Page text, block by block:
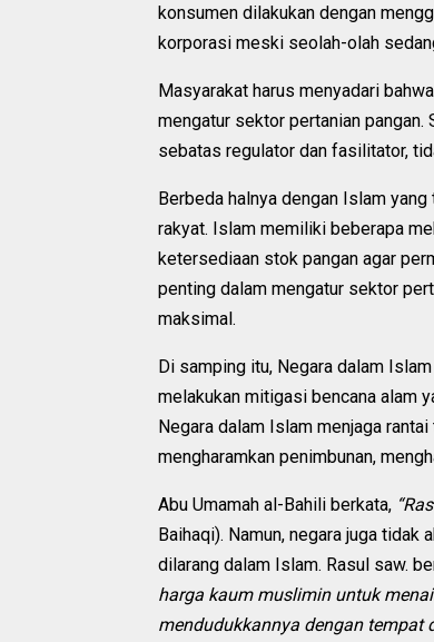
konsumen dilakukan dengan
korporasi meski seolah-olah
Masyarakat harus menyadari
mengatur sektor pertanian pangan.
sebatas regulator dan fasilitator,
Berbeda halnya dengan Islam
rakyat. Islam memiliki beberapa
ketersediaan stok pangan agar
penting dalam mengatur sektor
maksimal.
Di samping itu, Negara dalam
melakukan mitigasi bencana alam
Negara dalam Islam menjaga
mengharamkan penimbunan,
Abu Umamah al-Bahili berkata,
Baihaqi). Namun, negara juga
dilarang dalam Islam. Rasul saw.
harga kaum muslimin untuk
mendudukkannya dengan tempat